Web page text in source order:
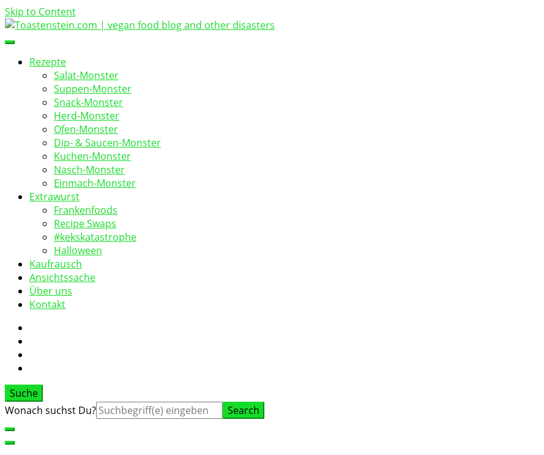
Skip to Content
Toastenstein.com
vegan food blog
Rezepte
Salat-Monster
Suppen-Monster
Snack-Monster
Herd-Monster
Ofen-Monster
Dip- & Saucen-Monster
Kuchen-Monster
Nasch-Monster
Einmach-Monster
Extrawurst
Frankenfoods
Recipe Swaps
#kekskatastrophe
Halloween
Kaufrausch
Ansichtssache
Über uns
Kontakt
Suche
Suche
Wonach suchst Du?